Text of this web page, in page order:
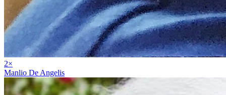
2×
Manlio De Angelis